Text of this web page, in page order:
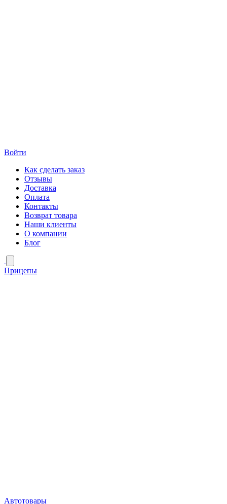
Войти
Как сделать заказ
Отзывы
Доставка
Оплата
Контакты
Возврат товара
Наши клиенты
О компании
Блог
Прицепы
Автотовары